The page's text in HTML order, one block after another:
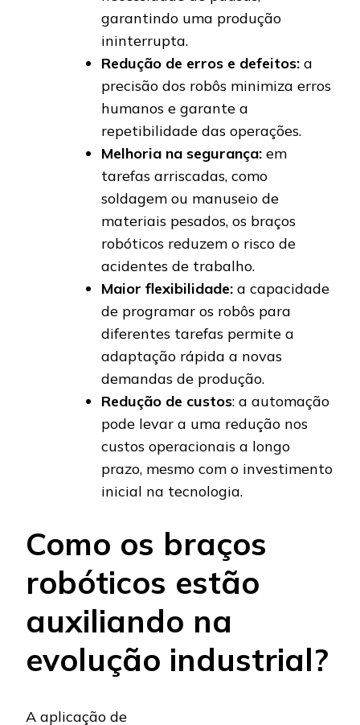
garantindo uma produção
ininterrupta.
Redução de erros e defeitos: a
precisão dos robôs minimiza erros
humanos e garante a
repetibilidade das operações.
Melhoria na segurança: em
tarefas arriscadas, como
soldagem ou manuseio de
materiais pesados, os braços
robóticos reduzem o risco de
acidentes de trabalho.
Maior flexibilidade: a capacidade
de programar os robôs para
diferentes tarefas permite a
adaptação rápida a novas
demandas de produção.
Redução de custos: a automação
pode levar a uma redução nos
custos operacionais a longo
prazo, mesmo com o investimento
inicial na tecnologia.
Como os braços
robóticos estão
auxiliando na
evolução industrial?
A aplicação de